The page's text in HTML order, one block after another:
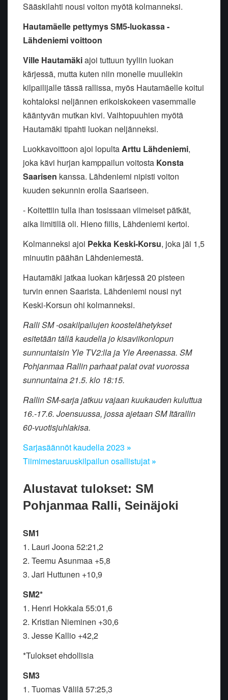
Sääskilahti nousi voiton myötä kolmanneksi.
Hautamäelle pettymys SM5-luokassa -
Lähdeniemi voittoon
Ville Hautamäkiajoi tuttuun tyyliin luokan
kärjessä, mutta kuten niin monelle muullekin
kilpailijalle tässä rallissa, myös Hautamäelle koitui
kohtaloksi neljännen erikoiskokeen vasemmalle
kääntyvän mutkan kivi. Vaihtopuuhien myötä
Hautamäki tipahti luokan neljänneksi.
Luokkavoittoon ajoi lopultaArttu Lähdeniemi,
joka kävi hurjan kamppailun voitosta Konsta
Saarisen kanssa. Lähdeniemi nipisti voiton
kuuden sekunnin erolla Saariseen.
- Koitettiin tulla ihan tosissaan viimeiset pätkät,
aika limitillä oli. Hieno fiilis, Lähdeniemi kertoi.
Kolmanneksi ajoi Pekka Keski-Korsu, joka jäi 1,5
minuutin päähän Lähdeniemestä.
Hautamäki jatkaa luokan kärjessä 20 pisteen
turvin ennen Saarista. Lähdeniemi nousi nyt
Keski-Korsun ohi kolmanneksi.
Ralli SM -osakilpailujen koostelähetykset
esitetään tällä kaudella jo kisaviikonlopun
sunnuntaisin Yle TV2:lla ja Yle Areenassa. SM
Pohjanmaa Rallin parhaat palat ovat vuorossa
sunnuntaina 21.5. klo 18:15.
Rallin SM-sarja jatkuu vajaan kuukauden kuluttua
16.-17.6. Joensuussa, jossa ajetaan SM Itärallin
60-vuotisjuhlakisa.
Sarjasäännöt kaudella 2023 »
Tiimimestaruuskilpailun osallistujat »
Alustavat tulokset: SM
Pohjanmaa Ralli, Seinäjoki
SM1
1. Lauri Joona 52:21,2
2. Teemu Asunmaa +5,8
3. Jari Huttunen +10,9
SM2*
1. Henri Hokkala 55:01,6
2. Kristian Nieminen +30,6
3. Jesse Kallio +42,2
*Tulokset ehdollisia
SM3
1. Tuomas Välilä 57:25,3